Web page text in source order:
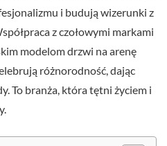
i budują wizerunki z
z czołowymi markami
modelom drzwi na arenę
różnorodność, dając
To branża, która tętni życiem i